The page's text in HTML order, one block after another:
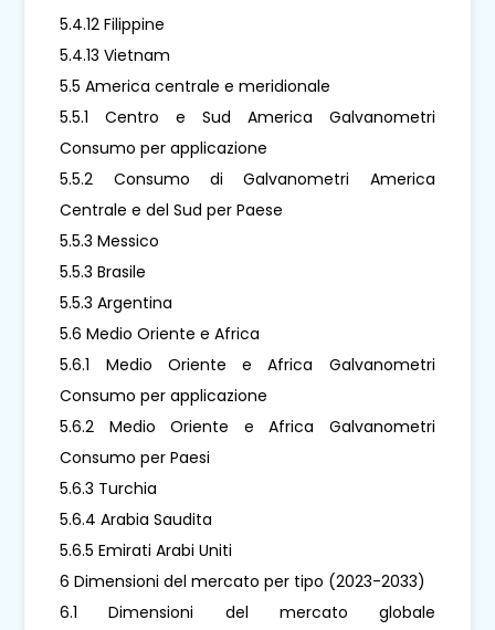
5.4.12 Filippine
5.4.13 Vietnam
5.5 America centrale e meridionale
5.5.1 Centro e Sud America Galvanometri
Consumo per applicazione
5.5.2 Consumo di Galvanometri America
Centrale e del Sud per Paese
5.5.3 Messico
5.5.3 Brasile
5.5.3 Argentina
5.6 Medio Oriente e Africa
5.6.1 Medio Oriente e Africa Galvanometri
Consumo per applicazione
5.6.2 Medio Oriente e Africa Galvanometri
Consumo per Paesi
5.6.3 Turchia
5.6.4 Arabia Saudita
5.6.5 Emirati Arabi Uniti
6 Dimensioni del mercato per tipo (2023-2033)
6.1 Dimensioni del mercato globale